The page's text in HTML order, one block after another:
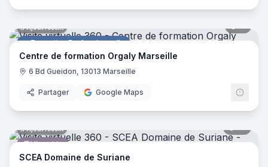
Formation Professionnelle
Ajout récent
Centre de formation Orgaly Marseille
6 Bd Gueidon, 13013 Marseille
Partager Google Maps
Vignoble
Ajout récent
SCEA Domaine de Suriane